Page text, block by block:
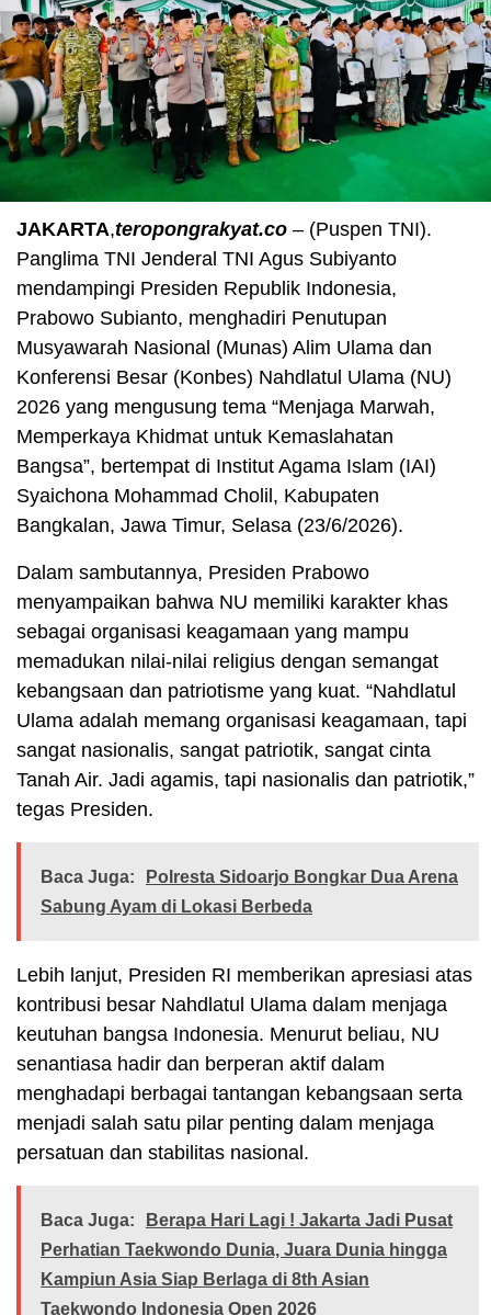
JAKARTA,teropongrakyat.co – (Puspen TNI).
Panglima TNI Jenderal TNI Agus Subiyanto
mendampingi Presiden Republik Indonesia,
Prabowo Subianto, menghadiri Penutupan
Musyawarah Nasional (Munas) Alim Ulama dan
Konferensi Besar (Konbes) Nahdlatul Ulama (NU)
2026 yang mengusung tema “Menjaga Marwah,
Memperkaya Khidmat untuk Kemaslahatan
Bangsa”, bertempat di Institut Agama Islam (IAI)
Syaichona Mohammad Cholil, Kabupaten
Bangkalan, Jawa Timur, Selasa (23/6/2026).
Dalam sambutannya, Presiden Prabowo
menyampaikan bahwa NU memiliki karakter khas
sebagai organisasi keagamaan yang mampu
memadukan nilai-nilai religius dengan semangat
kebangsaan dan patriotisme yang kuat. “Nahdlatul
Ulama adalah memang organisasi keagamaan, tapi
sangat nasionalis, sangat patriotik, sangat cinta
Tanah Air. Jadi agamis, tapi nasionalis dan patriotik,”
tegas Presiden.
Baca Juga:
Polresta Sidoarjo Bongkar Dua Arena
Sabung Ayam di Lokasi Berbeda
Lebih lanjut, Presiden RI memberikan apresiasi atas
kontribusi besar Nahdlatul Ulama dalam menjaga
keutuhan bangsa Indonesia. Menurut beliau, NU
senantiasa hadir dan berperan aktif dalam
menghadapi berbagai tantangan kebangsaan serta
menjadi salah satu pilar penting dalam menjaga
persatuan dan stabilitas nasional.
Baca Juga:
Berapa Hari Lagi ! Jakarta Jadi Pusat
Perhatian Taekwondo Dunia, Juara Dunia hingga
Kampiun Asia Siap Berlaga di 8th Asian
Taekwondo Indonesia Open 2026